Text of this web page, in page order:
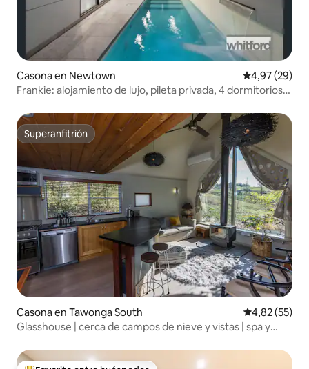
Casona en Newtown Calificación
4,97 (29)
Frankie: alojamiento de lujo, pileta privada, 4 dormitorios,
Superanfitrión
Superanfitrión
Casona en Tawonga South Calificación
4,82 (55)
Glasshouse | cerca de campos de nieve y vistas | spa y